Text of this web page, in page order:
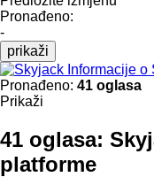
Pronađeno:
-
prikaži
Informacije o
Pronađeno: 41 oglasa
Prikaži
41 oglasa:
platforme